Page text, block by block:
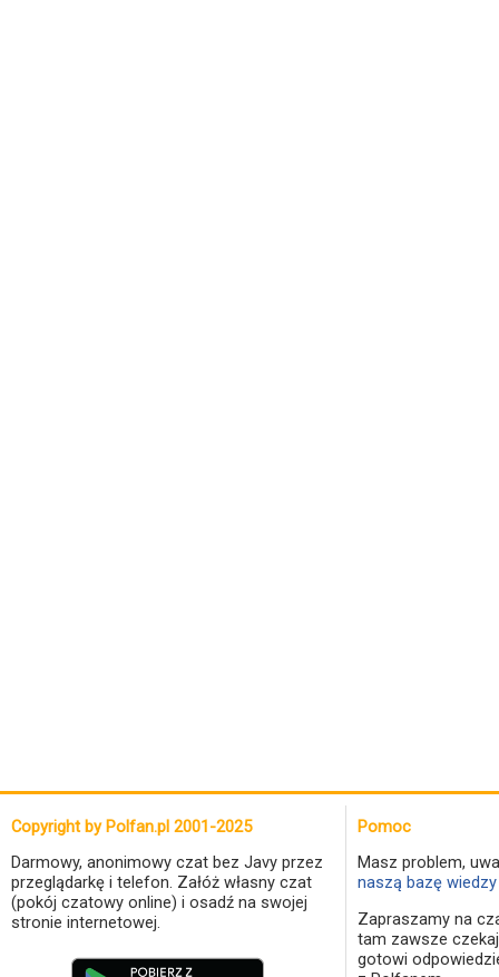
Copyright by Polfan.pl 2001-2025
Darmowy, anonimowy czat bez Javy przez
przeglądarkę i telefon. Załóż własny czat
(pokój czatowy online) i osadź na swojej
stronie internetowej.
Pomoc
Masz problem,
naszą bazę
Zapraszamy na
tam zawsze
gotowi